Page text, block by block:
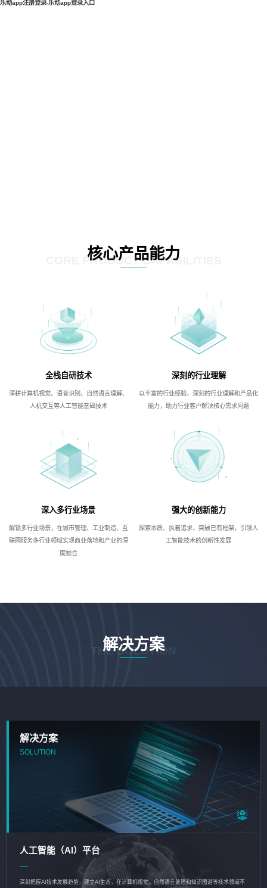
乐动app注册登录-乐动app登录入口
核心产品能力
CORE PRODUCT CAPABILITIES
全栈自研技术
深耕计算机视觉、语音识别、自然语言理解、
人机交互等人工智能基础技术
深刻的行业理解
以丰富的行业经验，深刻的行业理解和产品化
能力，助力行业客户解决核心需求问题
深入多行业场景
解锁多行业场景，在城市管理、工业制造、互
联网服务多行业领域实现商业落地和产业的深
度融合
强大的创新能力
探索本质、执着追求，突破已有框架，引领人
工智能技术的创新性发展
解决方案
THE SOLUTION
解决方案
SOLUTION
人工智能（AI）平台
深刻把握AI技术发展趋势，建立AI生态，在计算机视觉、自然语言处理和知识图谱等技术领域不